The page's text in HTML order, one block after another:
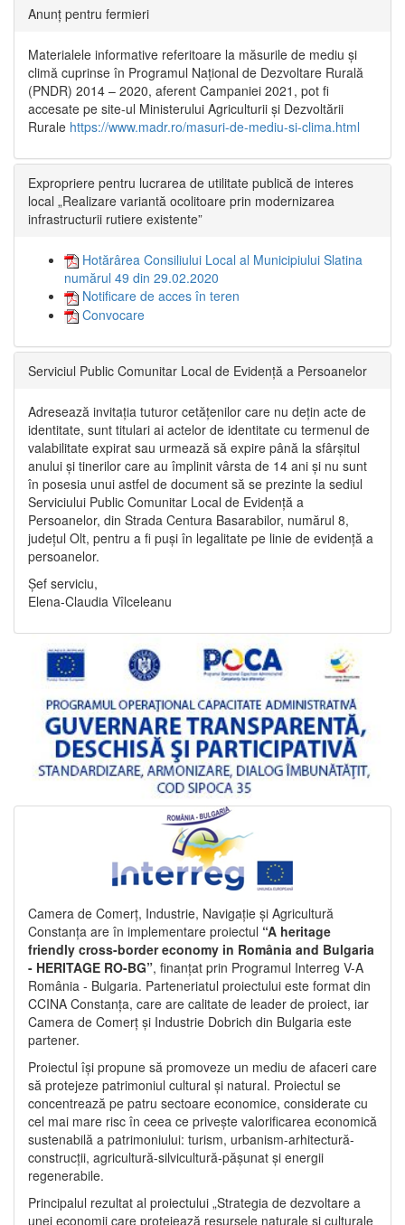
Anunț pentru fermieri
Materialele informative referitoare la măsurile de mediu și
climă cuprinse în Programul Național de Dezvoltare Rurală
(PNDR) 2014 – 2020, aferent Campaniei 2021, pot fi
accesate pe site-ul Ministerului Agriculturii și Dezvoltării
Rurale https://www.madr.ro/masuri-de-mediu-si-clima.html
Expropriere pentru lucrarea de utilitate publică de interes
local „Realizare variantă ocolitoare prin modernizarea
infrastructurii rutiere existente”
Hotărârea Consiliului Local al Municipiului Slatina
numărul 49 din 29.02.2020
Notificare de acces în teren
Convocare
Serviciul Public Comunitar Local de Evidență a Persoanelor
Adresează invitația tuturor cetățenilor care nu dețin acte de
identitate, sunt titulari ai actelor de identitate cu termenul de
valabilitate expirat sau urmează să expire până la sfârșitul
anului și tinerilor care au împlinit vârsta de 14 ani și nu sunt
în posesia unui astfel de document să se prezinte la sediul
Serviciului Public Comunitar Local de Evidență a
Persoanelor, din Strada Centura Basarabilor, numărul 8,
județul Olt, pentru a fi puși în legalitate pe linie de evidență a
persoanelor.
Șef serviciu,
Elena-Claudia Vîlceleanu
Camera de Comerț, Industrie, Navigație și Agricultură
Constanța are în implementare proiectul “A heritage
friendly cross-border economy in România and Bulgaria
- HERITAGE RO-BG”, finanțat prin Programul Interreg V-A
România - Bulgaria. Parteneriatul proiectului este format din
CCINA Constanța, care are calitate de leader de proiect, iar
Camera de Comerț și Industrie Dobrich din Bulgaria este
partener.
Proiectul își propune să promoveze un mediu de afaceri care
să protejeze patrimoniul cultural și natural. Proiectul se
concentrează pe patru sectoare economice, considerate cu
cel mai mare risc în ceea ce privește valorificarea economică
sustenabilă a patrimoniului: turism, urbanism-arhitectură-
construcții, agricultură-silvicultură-pășunat și energii
regenerabile.
Principalul rezultat al proiectului „Strategia de dezvoltare a
unei economii care protejează resursele naturale și culturale